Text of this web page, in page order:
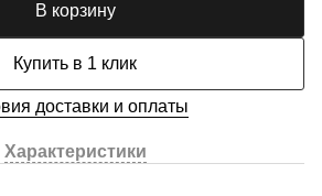
В корзину
Купить в 1 клик
доставки и оплаты
Характеристики